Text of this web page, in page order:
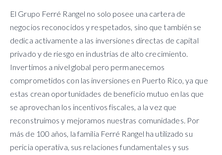
El Grupo Ferré Rangel no solo posee una cartera de
negocios reconocidos y respetados, sino que también se
dedica activamente a las inversiones directas de capital
privado y de riesgo en industrias de alto crecimiento.
Invertimos a nivel global pero permanecemos
comprometidos con las inversiones en Puerto Rico, ya que
estas crean oportunidades de beneficio mutuo en las que
se aprovechan los incentivos fiscales, a la vez que
reconstruimos y mejoramos nuestras comunidades. Por
más de 100 años, la familia Ferré Rangel ha utilizado su
pericia operativa, sus relaciones fundamentales y sus